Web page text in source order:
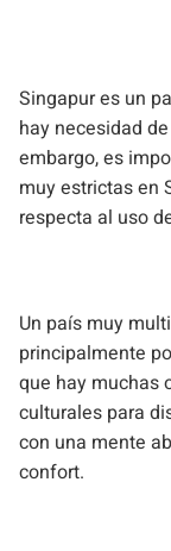
Singapur es un
hay necesidad
embargo, es
muy estrictas en
respecta al uso
Un país muy
principalmente
que hay muchas
culturales para
con una mente
confort.